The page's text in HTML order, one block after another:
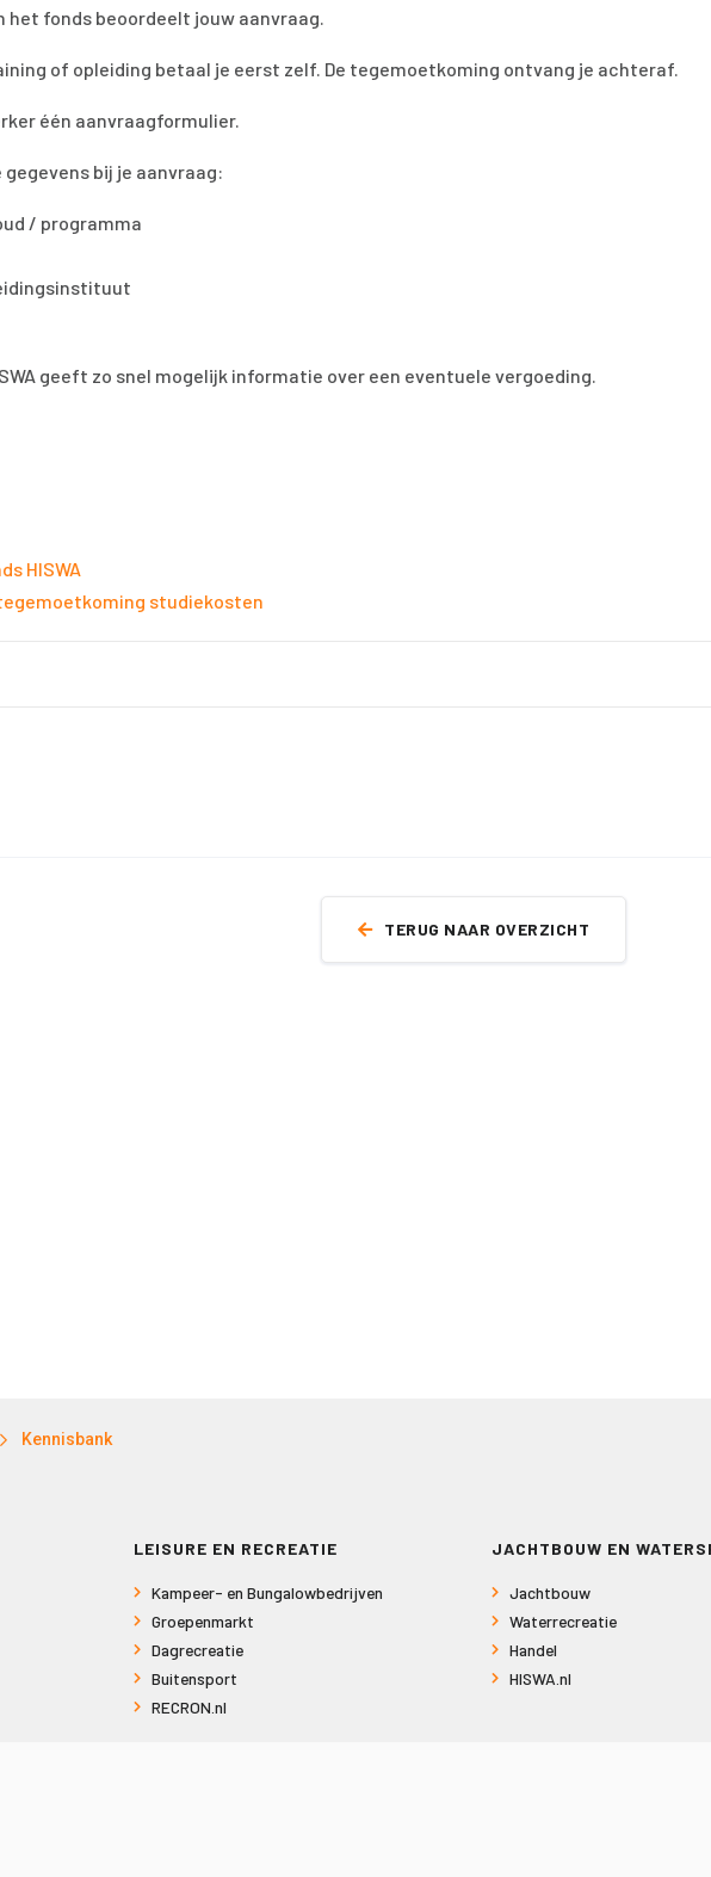
het fonds beoordeelt jouw aanvraag.
of opleiding betaal je eerst zelf. De tegemoetkoming ontvang je achteraf.
één aanvraagformulier.
gegevens bij je aanvraag:
/ programma
geeft zo snel mogelijk informatie over een eventuele vergoeding.
HISWA
studiekosten
TERUG NAAR OVERZICHT
Kennisbank
LEISURE EN RECREATIE
Kampeer- en Bungalowbedrijven
Groepenmarkt
Dagrecreatie
Buitensport
RECRON.nl
JACHTBOUW EN
Jachtbouw
Waterrecreatie
Handel
HISWA.nl